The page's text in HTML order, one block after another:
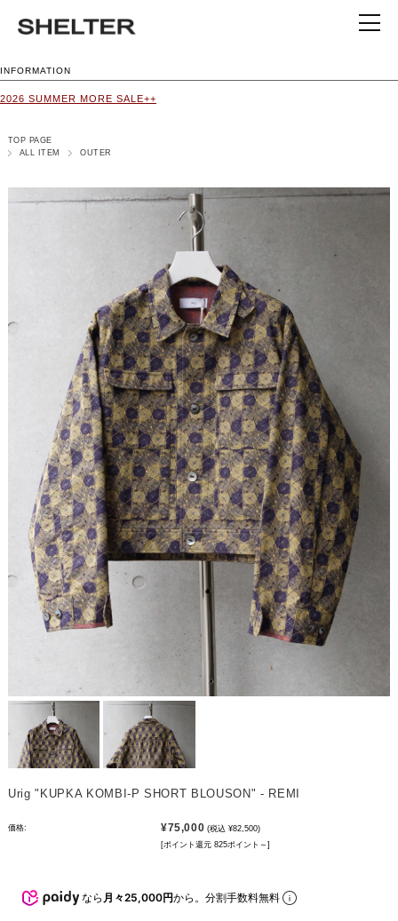
INFORMATION
2026 SUMMER MORE SALE++
TOP PAGE
ALL ITEM
OUTER
Urig "KUPKA KOMBI-P SHORT BLOUSON" - REMI
価格: ¥75,000 (税込 ¥82,500)
[ポイント還元 825ポイント～]
なら 月々25,000円から。分割手数料無料